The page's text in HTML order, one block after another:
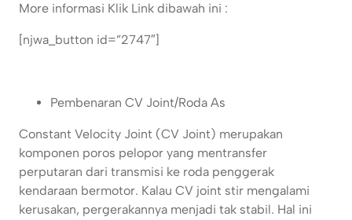
More informasi Klik Link dibawah ini :
[njwa_button id=”2747″]
Pembenaran CV Joint/Roda As
Constant Velocity Joint (CV Joint) merupakan
komponen poros pelopor yang mentransfer
perputaran dari transmisi ke roda penggerak
kendaraan bermotor. Kalau CV joint stir mengalami
kerusakan, pergerakannya menjadi tak stabil. Hal ini